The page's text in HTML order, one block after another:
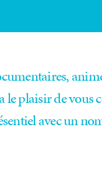
plaisir de vous
avec un